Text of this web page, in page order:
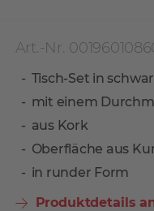
Art.-Nr.
Tisch-Set in
mit einem
aus Kork
Oberfläche aus
in runder Form
Produktdetails